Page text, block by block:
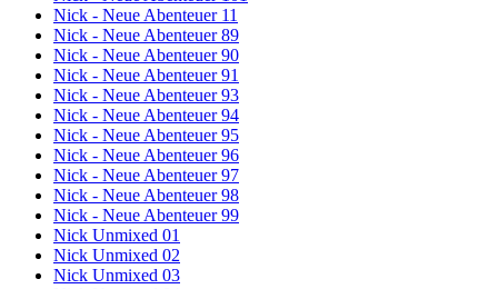
Nick - Neue Abenteuer 11
Nick - Neue Abenteuer 89
Nick - Neue Abenteuer 90
Nick - Neue Abenteuer 91
Nick - Neue Abenteuer 93
Nick - Neue Abenteuer 94
Nick - Neue Abenteuer 95
Nick - Neue Abenteuer 96
Nick - Neue Abenteuer 97
Nick - Neue Abenteuer 98
Nick - Neue Abenteuer 99
Nick Unmixed 01
Nick Unmixed 02
Nick Unmixed 03